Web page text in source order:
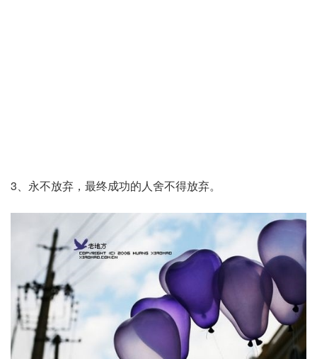
3、永不放弃，最终成功的人舍不得放弃。